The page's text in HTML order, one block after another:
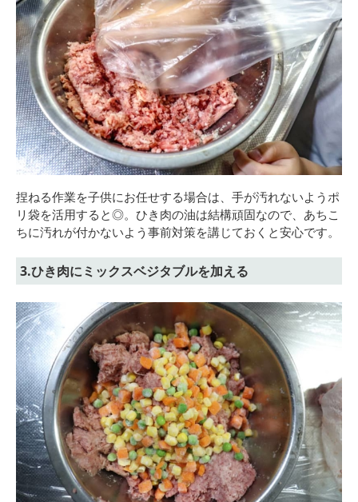
捏ねる作業を子供にお任せする場合は、手が汚れないようポ
リ袋を活用すると◎。ひき肉の油は結構頑固なので、あちこ
ちに汚れが付かないよう事前対策を講じておくと安心です。
3.ひき肉にミックスベジタブルを加える